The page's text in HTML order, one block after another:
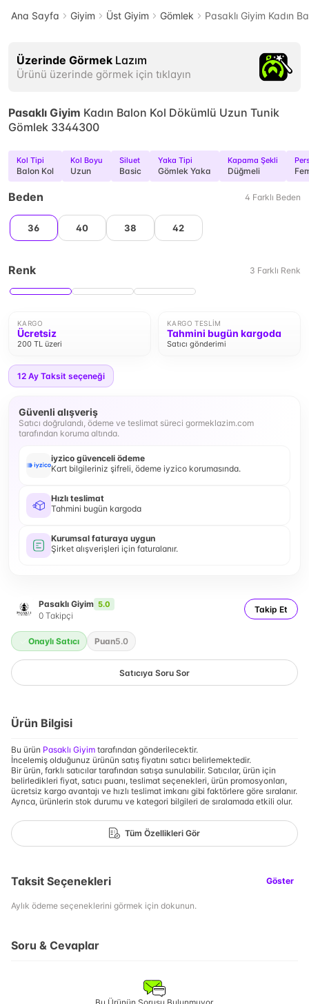
Ana Sayfa Giyim Üst Giyim Gömlek Pasaklı Giyim Kadın
Üzerinde Görmek Lazım
Ürünü üzerinde görmek için tıklayın
Pasaklı Giyim Kadın Balon Kol Dökümlü Uzun Tunik
Gömlek 3344300
Kol Tipi
Balon Kol
Kol Boyu
Uzun
Siluet
Basic
Yaka Tipi
Gömlek Yaka
Kapama Şekli
Düğmeli
Beden 4 Farklı Beden
36 40 38 42
Renk 3 Farklı Renk
KARGO
Ücretsiz
200 TL üzeri
KARGO TESLIM
Tahmini bugün kargoda
Satıcı gönderimi
12 Ay Taksit seçeneği
Güvenli alışveriş
Satıcı doğrulandı, ödeme ve teslimat süreci gormeklazim.com
tarafından koruma altında.
iyzico güvenceli ödeme
Kart bilgileriniz şifreli, ödeme iyzico korumasında.
Hızlı teslimat
Tahmini bugün kargoda
Kurumsal faturaya uygun
Şirket alışverişleri için faturalanır.
Pasaklı Giyim 5.0
0 Takipçi
Takip Et
Onaylı Satıcı Puan5.0
Satıcıya Soru Sor
Ürün Bilgisi
Bu ürün Pasaklı Giyim tarafından gönderilecektir.
İncelemiş olduğunuz ürünün satış fiyatını satıcı belirlemektedir.
Bir ürün, farklı satıcılar tarafından satışa sunulabilir. Satıcılar, ürün için
belirledikleri fiyat, satıcı puanı, teslimat seçenekleri, ürün promosyonları,
ücretsiz kargo avantajı ve hızlı teslimat imkanı gibi faktörlere göre sıralanır.
Ayrıca, ürünlerin stok durumu ve kategori bilgileri de sıralamada etkili olur.
Tüm Özellikleri Gör
Taksit Seçenekleri Göster
Aylık ödeme seçeneklerini görmek için dokunun.
Soru & Cevaplar